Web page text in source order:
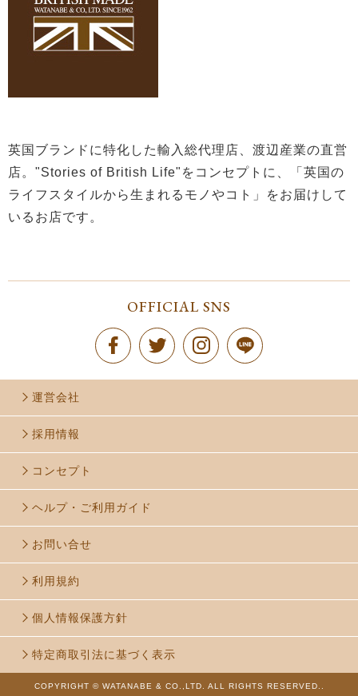
英国ブランドに特化した輸入総代理店、渡辺産業の直営
店。"Stories of British Life"をコンセプトに、「英国の
ライフスタイルから生まれるモノやコト」をお届けして
いるお店です。
OFFICIAL SNS
運営会社
採用情報
コンセプト
ヘルプ・ご利用ガイド
お問い合せ
利用規約
個人情報保護方針
特定商取引法に基づく表示
COPYRIGHT © WATANABE & CO.,LTD. ALL RIGHTS RESERVED..